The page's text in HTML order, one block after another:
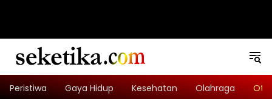
Peristiwa Gaya Hidup Kesehatan Olahraga